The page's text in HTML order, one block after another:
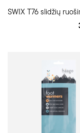
SWIX T76 slidžių